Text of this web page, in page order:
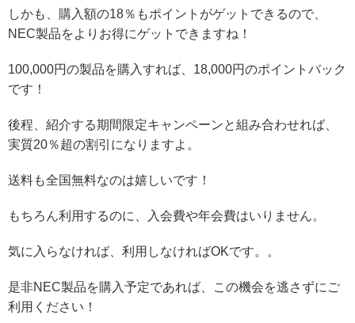
しかも、購入額の18％もポイントがゲットできるので、
NEC製品をよりお得にゲットできますね！
100,000円の製品を購入すれば、18,000円のポイントバック
です！
後程、紹介する期間限定キャンペーンと組み合わせれば、
実質20％超の割引になりますよ。
送料も全国無料なのは嬉しいです！
もちろん利用するのに、入会費や年会費はいりません。
気に入らなければ、利用しなければOKです。。
是非NEC製品を購入予定であれば、この機会を逃さずにご
利用ください！